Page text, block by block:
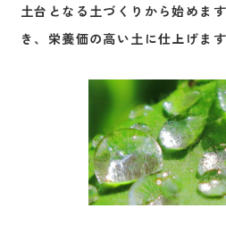
土台となる土づくりから始めま
き、栄養価の高い土に仕上げます